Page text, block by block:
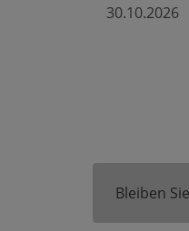
30.10.2026
Bleiben